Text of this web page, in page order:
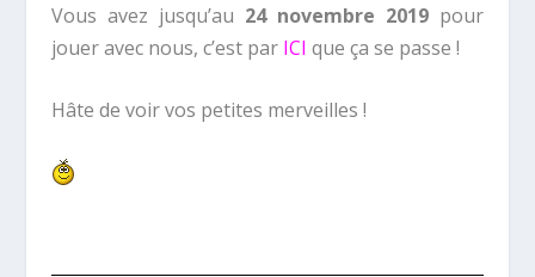
Vous avez jusqu’au 24 novembre 2019 pour
jouer avec nous, c’est par ICI que ça se passe !
Hâte de voir vos petites merveilles !